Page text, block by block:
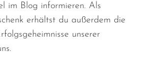
im Blog informieren. Als
erhältst du außerdem die
unserer